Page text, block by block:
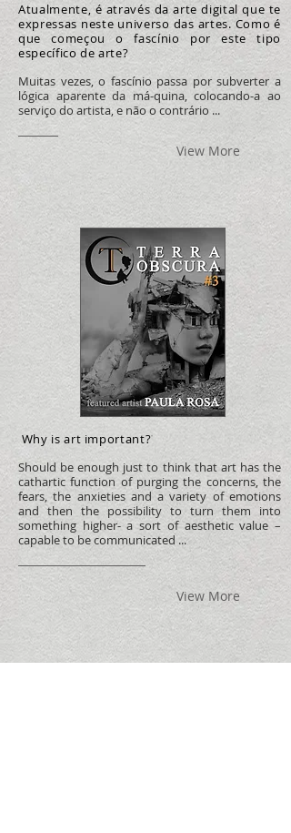
Atualmente, é através da arte digital que te
expressas neste universo das artes. Como é
que começou o fascínio por este tipo
específico de arte?
Muitas vezes, o fascínio passa por subverter a
lógica aparente da má-quina, colocando-a ao
serviço do artista, e não o contrário ...
View More
Why is art important?"
Should be enough just to think that art has the
cathartic function of purging the concerns, the
fears, the anxieties and a variety of emotions
and then the possibility to turn them into
something higher- a sort of aesthetic value –
capable to be communicated ...
View More